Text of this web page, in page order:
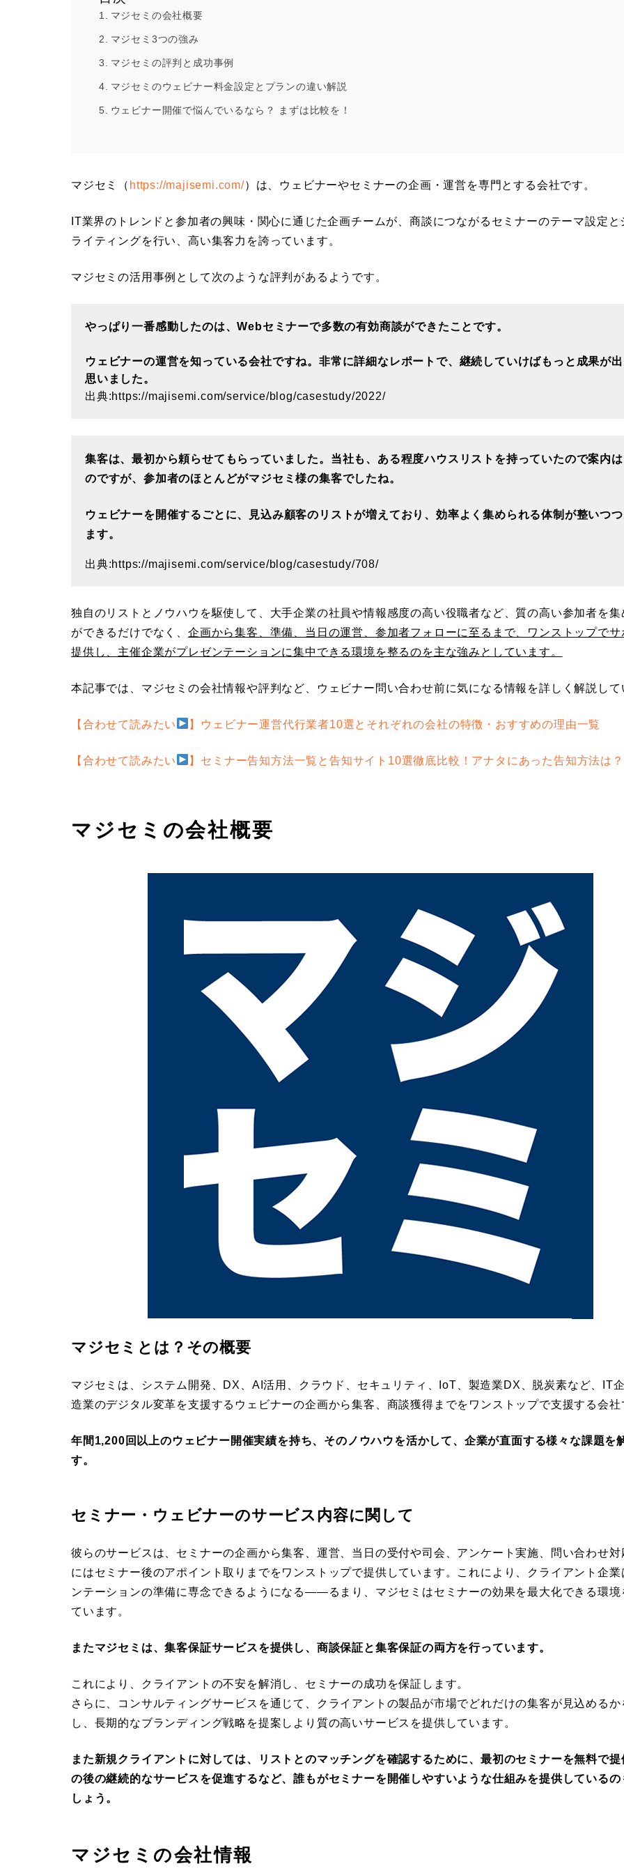
マジセミの会社概要
マジセミ3つの強み
マジセミの評判と成功事例
マジセミのウェビナー料金設定とプランの違い解説
ウェビナー開催で悩んでいるなら？ まずは比較を！
マジセミ（ https://majisemi.com/）は、ウェビナーやセミナーの企画・運営を専門とする会社です。
IT業界のトレンドと参加者の興味・関心に通じた企画チームが、商談につながるセミナーのテーマ設定と
ライティングを行い、高い集客力を誇っています。
マジセミの活用事例として次のような評判があるようです。
やっぱり一番感動したのは、Webセミナーで多数の有効商談ができたことです。
ウェビナーの運営を知っている会社ですね。非常に詳細なレポートで、継続していけばもっと成果が出
思いました。
出典:https://majisemi.com/service/blog/casestudy/2022/
集客は、最初から頼らせてもらっていました。当社も、ある程度ハウスリストを持っていたので案内
のですが、参加者のほとんどがマジセミ様の集客でしたね。
ウェビナーを開催するごとに、見込み顧客のリストが増えており、効率よく集められる体制が整いつつ
ます。
出典:https://majisemi.com/service/blog/casestudy/708/
独自のリストとノウハウを駆使して、大手企業の社員や情報感度の高い役職者など、質の高い参加者を集
ができるだけでなく、企画から集客、準備、当日の運営、参加者フォローに至るまで、ワンストップでサ
提供し、主催企業がプレゼンテーションに集中できる環境を整るのを主な強みとしています。
本記事では、マジセミの会社情報や評判など、ウェビナー問い合わせ前に気になる情報を詳しく解説して
【合わせて読みたい 】ウェビナー運営代行業者10選とそれぞれの会社の特徴・おすすめの理由一覧
【合わせて読みたい 】セミナー告知方法一覧と告知サイト10選徹底比較！アナタにあった告知方法は？
マジセミの会社概要
マジセミとは？その概要
マジセミは、システム開発、DX、AI活用、クラウド、セキュリティ、IoT、製造業DX、脱炭素など、IT
造業のデジタル変革を支援するウェビナーの企画から集客、商談獲得までをワンストップで支援する会社
年間1,200回以上のウェビナー開催実績を持ち、そのノウハウを活かして、企業が直面する様々な課題を
す。
セミナー・ウェビナーのサービス内容に関して
彼らのサービスは、セミナーの企画から集客、運営、当日の受付や司会、アンケート実施、問い合わせ対
にはセミナー後のアポイント取りまでをワンストップで提供しています。これにより、クライアント企業
ンテーションの準備に専念できるようになる――るまり、マジセミはセミナーの効果を最大化できる環境
ています。
またマジセミは、集客保証サービスを提供し、商談保証と集客保証の両方を行っています。
これにより、クライアントの不安を解消し、セミナーの成功を保証します。
さらに、コンサルティングサービスを通じて、クライアントの製品が市場でどれだけの集客が見込めるか
し、長期的なブランディング戦略を提案しより質の高いサービスを提供しています。
また新規クライアントに対しては、リストとのマッチングを確認するために、最初のセミナーを無料で提
の後の継続的なサービスを促進するなど、誰もがセミナーを開催しやすいような仕組みを提供しているの
しょう。
マジセミの会社情報